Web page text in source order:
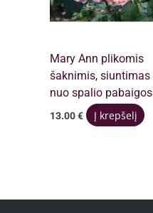
Mary Ann plikomis
šaknimis, siuntimas
nuo spalio pabaigos
13.00€ Į krepšelį